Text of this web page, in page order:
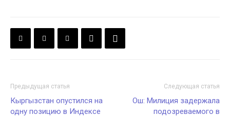
Предыдущая статья
Кыргызстан опустился на
одну позицию в Индексе
Следующая статья
Ош: Милиция задержала
подозреваемого в